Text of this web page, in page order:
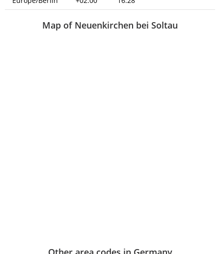
Map of Neuenkirchen bei Soltau